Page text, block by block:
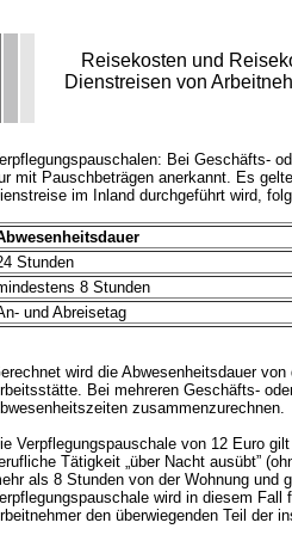
Reisekosten und
Dienstreisen von
Bei Geschäfts-
mit Pauschbeträgen anerkannt. Es
im Inland durchgeführt wird,
Stunden
8 Stunden
und Abreisetag
wird die Abwesenheitsdauer
Bei mehreren Geschäfts-
zusammenzurechnen.
Verpflegungspauschale von 12 Euro
Tätigkeit „über Nacht ausübt”
als 8 Stunden von der Wohnung und
wird in diesem
den überwiegenden Teil der